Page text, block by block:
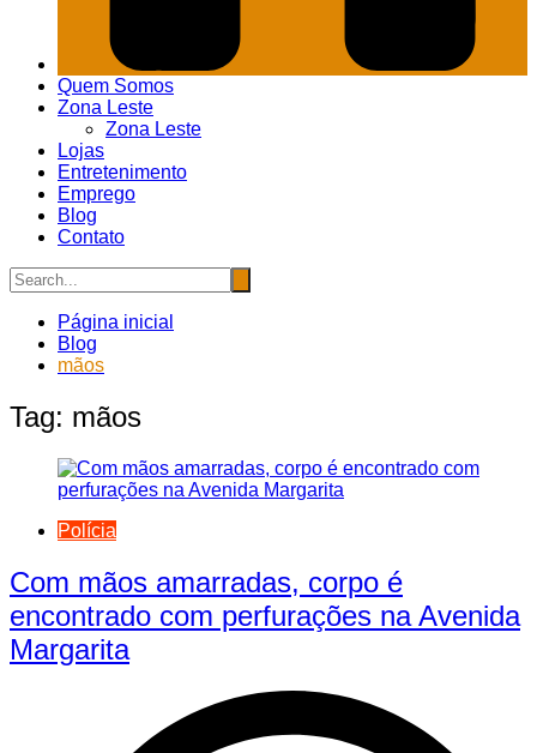
Quem Somos
Zona Leste
Zona Leste
Lojas
Entretenimento
Emprego
Blog
Contato
Página inicial
Blog
mãos
Tag: mãos
Polícia
Com mãos amarradas, corpo é
encontrado com perfurações na Avenida
Margarita